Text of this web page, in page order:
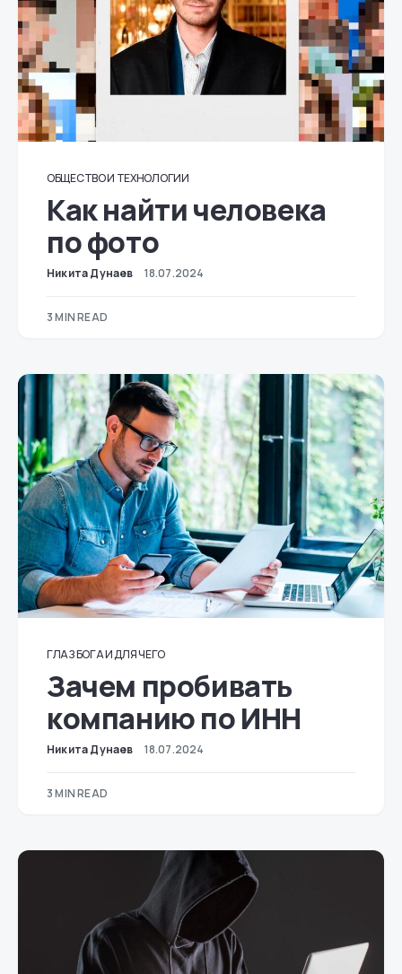
ОБЩЕСТВО И ТЕХНОЛОГИИ
Как найти человека
по фото
Никита Дунаев 18.07.2024
3 MIN READ
ГЛАЗ БОГА И ДЛЯ ЧЕГО
Зачем пробивать
компанию по ИНН
Никита Дунаев 18.07.2024
3 MIN READ